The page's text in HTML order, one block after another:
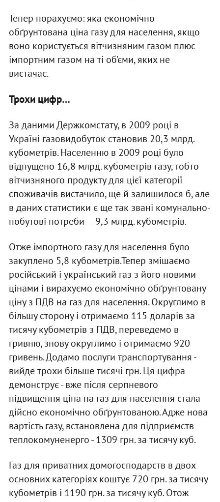
Тепер порахуємо: яка економічно
обґрунтована ціна газу для населення, якщо
воно користується вітчизняним газом плюс
імпортним газом на ті об’єми, яких не
вистачає.
Трохи цифр…
За даними Держкомстату, в 2009 році в
Україні газовидобуток становив 20,3 млрд.
кубометрів. Населенню в 2009 році було
відпущено 16,8 млрд. кубометрів газу, тобто
вітчизняного продукту для цієї категорії
споживачів вистачило, ще й залишилося б, але
в даних статистики є ще так звані комунально-
побутові потреби — 9,3 млрд. кубометрів.
Отже імпортного газу для населення було
закуплено 5,8 кубометрів.Тепер змішаємо
російський і український газ з його новими
цінами і вирахуємо економічно обґрунтовану
ціну з ПДВ на газ для населення. Округлимо в
більшу сторону і отримаємо 115 доларів за
тисячу кубометрів з ПДВ, переведемо в
гривню, знову округлимо і отримаємо 920
гривень. Додамо послуги транспортування -
вийде трохи більше тисячі грн. Ця цифра
демонструє - вже після серпневого
підвищення ціна на газ для населення стала
дійсно економічно обґрунтованою. Адже нова
вартість газу, встановлена для підприємств
теплокомуненерго - 1309 грн. за тисячу куб.
Газ для приватних домогосподарств в двох
основних категоріях коштує 720 грн. за тисячу
кубометрів і 1190 грн. за тисячу куб. Отож